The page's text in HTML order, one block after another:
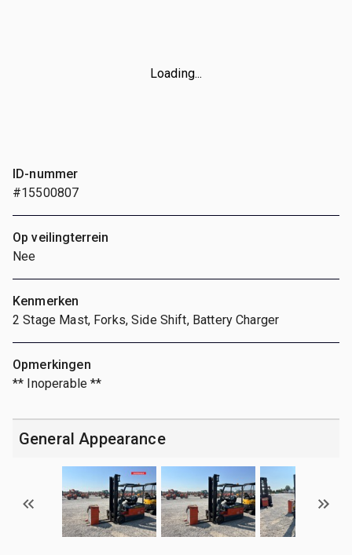
Loading...
ID-nummer
#15500807
Op veilingterrein
Nee
Kenmerken
2 Stage Mast, Forks, Side Shift, Battery Charger
Opmerkingen
** Inoperable **
General Appearance